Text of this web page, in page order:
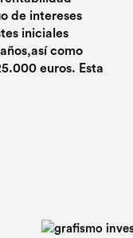
de intereses
iniciales
como
euros. Esta